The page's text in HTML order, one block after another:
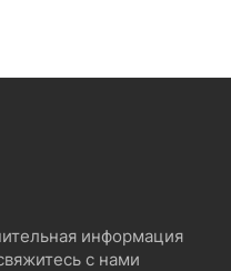
информация
с нами